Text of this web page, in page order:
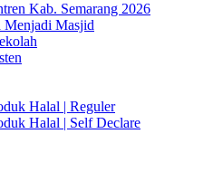
Kab. Semarang 2026
Masjid
Halal | Reguler
Halal | Self Declare